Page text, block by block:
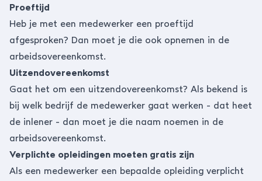
Proeftijd
Heb je met een medewerker een proeftijd
afgesproken? Dan moet je die ook opnemen in de
arbeidsovereenkomst.
Uitzendovereenkomst
Gaat het om een uitzendovereenkomst? Als bekend is
bij welk bedrijf de medewerker gaat werken - dat heet
de inlener - dan moet je die naam noemen in de
arbeidsovereenkomst.
Verplichte opleidingen moeten gratis zijn
Als een medewerker een bepaalde opleiding verplicht